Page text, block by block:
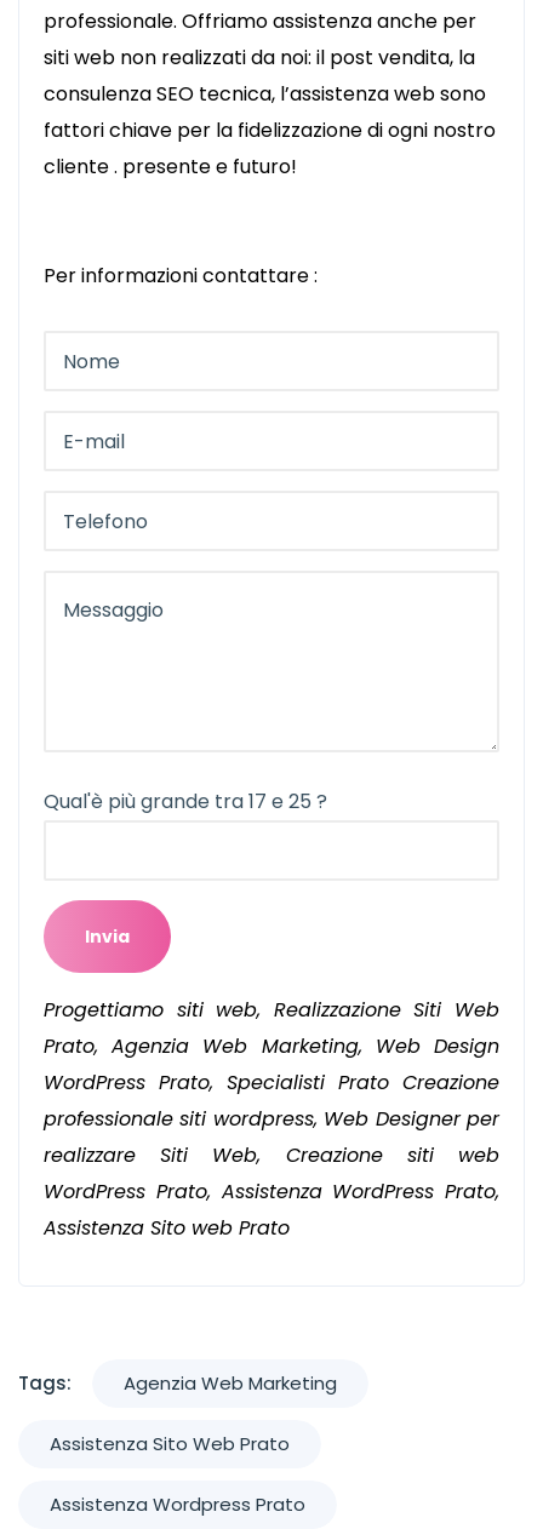
professionale. Offriamo assistenza anche per
siti web non realizzati da noi: il post vendita, la
consulenza SEO tecnica, l’assistenza web sono
fattori chiave per la fidelizzazione di ogni nostro
cliente . presente e futuro!
Per informazioni contattare :
Qual'è più grande tra 17 e 25 ?
Progettiamo siti web, Realizzazione Siti Web
Prato, Agenzia Web Marketing, Web Design
WordPress Prato, Specialisti Prato Creazione
professionale siti wordpress, Web Designer per
realizzare Siti Web, Creazione siti web
WordPress Prato, Assistenza WordPress Prato,
Assistenza Sito web Prato
Tags: Agenzia Web Marketing
Assistenza Sito Web Prato
Assistenza Wordpress Prato